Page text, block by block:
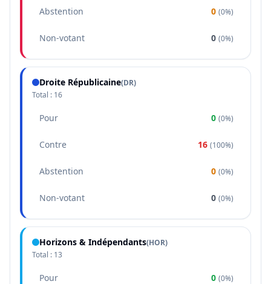
Abstention 0 (0%)
Non-votant 0 (0%)
Droite Républicaine(DR)
Total : 16
Pour 0 (0%)
Contre 16 (100%)
Abstention 0 (0%)
Non-votant 0 (0%)
Horizons & Indépendants(HOR)
Total : 13
Pour 0 (0%)